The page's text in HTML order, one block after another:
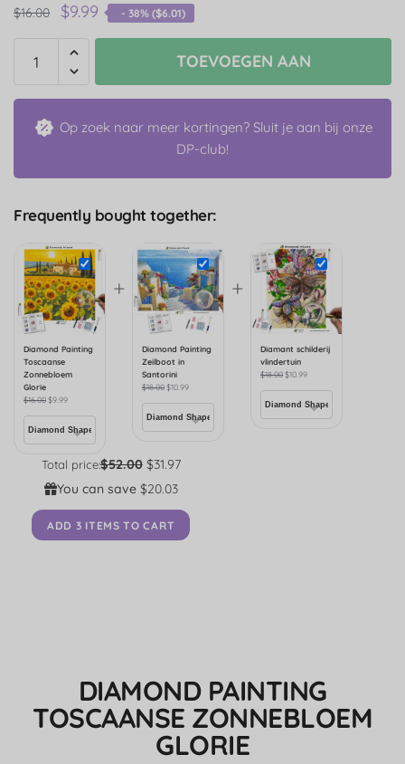
$16.00 $9.99 - 38% ($6.01)
TOEVOEGEN AAN
Op zoek naar meer kortingen? Sluit je aan bij onze
DP-club!
Frequently bought together:
Diamond Painting
Toscaanse
Zonnebloem
Glorie
$16.00$9.99
+
Diamond Painting
Zeilboot in
Santorini
$18.00$10.99
+
Diamant schilderij
vlindertuin
$18.00$10.99
Total price:$52.00 $31.97
You can save $20.03
ADD 3 ITEMS TO CART
DIAMOND PAINTING
TOSCAANSE ZONNEBLOEM
GLORIE